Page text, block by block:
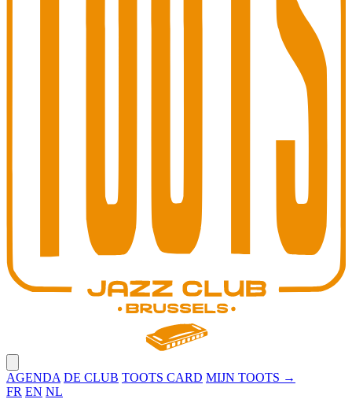
AGENDA DE CLUB TOOTS CARD MIJN TOOTS →
FR EN NL